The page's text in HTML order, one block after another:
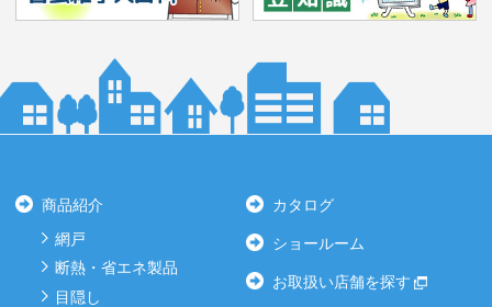
商品紹介
網戸
断熱・省エネ製品
目隠し
カタログ
ショールーム
お取扱い店舗を探す